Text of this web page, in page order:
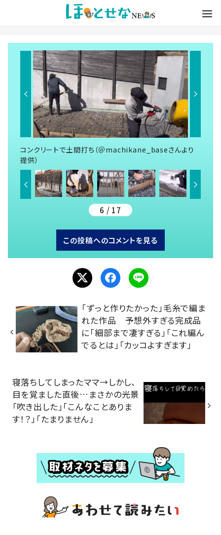
コンクリートで土間打ち（＠machikane_baseさんより
提供）
6 / 17
この投稿へのコメントを見る
「ずっと作りたかった」毛糸で編ま
れた作品 予想外すぎる完成品
に「細部まで凄すぎる」「これ編ん
でるとは」「カッコよすぎます」
寝落ちしてしまったママ→しかし、
目を覚ました直後…まさかの光景
「吹き出した」「こんなことありま
す！？」「たまりません」